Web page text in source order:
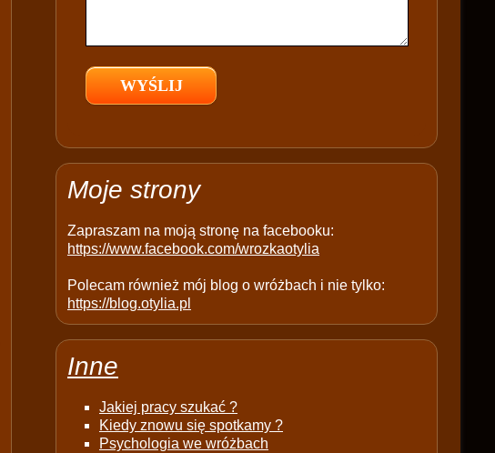
e
e
p
y
Moje strony
Zapraszam na moją stronę na facebooku:
https://www.facebook.com/wrozkaotylia
Polecam również mój blog o wróżbach i nie tylko:
https://blog.otylia.pl
Inne
Jakiej pracy szukać ?
Kiedy znowu się spotkamy ?
Psychologia we wróżbach